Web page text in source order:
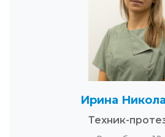
Ирина
Техник-